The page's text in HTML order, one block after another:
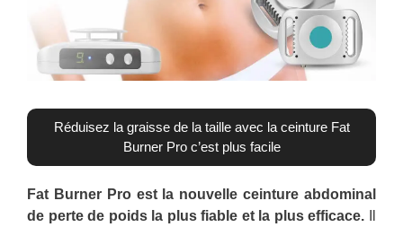
Réduisez la graisse de la taille avec la ceinture Fat
Burner Pro c’est plus facile
Fat Burner Pro est la nouvelle ceinture abdominal
de perte de poids la plus fiable et la plus efficace.